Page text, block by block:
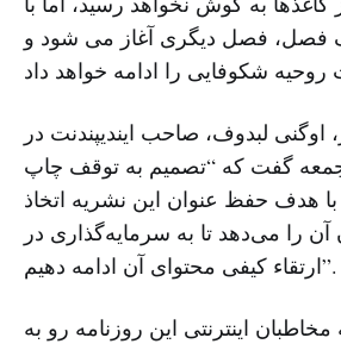
فصل، فصل دیگری آغاز می شود و
اوگنی لبدوف، صاحب ایندیپندنت در
جمعه گفت که “تصمیم به توقف چاپ
با هدف حفظ عنوان این نشریه اتخاذ
را می‌دهد تا به سرمایه‌گذاری در
ارتقاء کیفی محتوای آن ادامه دهیم”.
اینترنتی این روزنامه رو به